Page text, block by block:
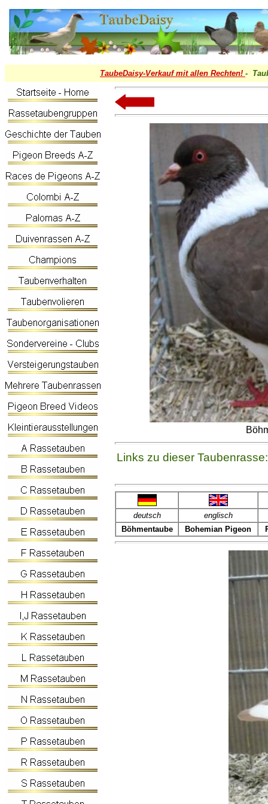
TaubeDaisy-Verkauf mit allen Rechten! -
Links zu dieser Taubenrasse:
deutsch
englisch
Böhmentaube
Bohemian Pigeon